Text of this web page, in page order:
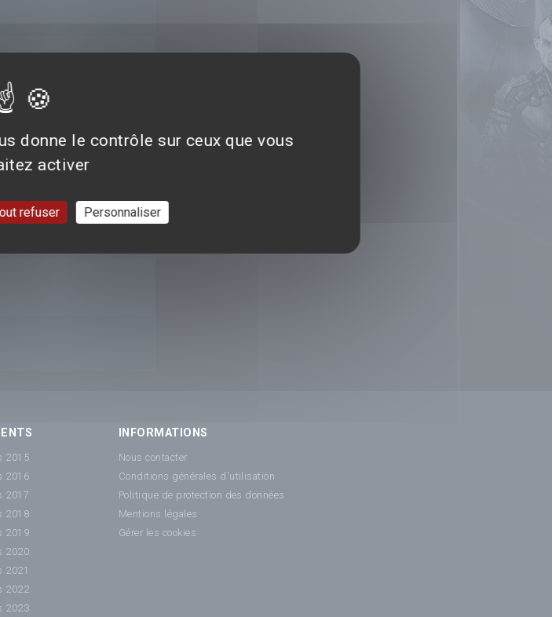
2015
2016
2017
2018
2019
2020
2021
2022
2023
INFORMATIONS
Nous contacter
Conditions générales d'utilisation
Politique de protection des données
Mentions légales
Gérer les cookies
donne le contrôle sur ceux que vous
activer
refuser Personnaliser